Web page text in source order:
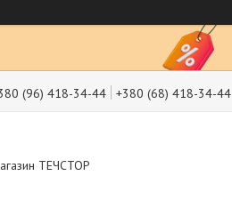
(96) 418-34-44 +380 (68) 418-34-44
ТЕЧСТОР